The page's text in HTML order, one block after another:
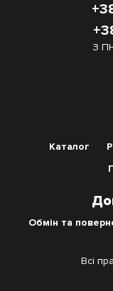
З
нижнього
Каталог
Обмін та
Всі